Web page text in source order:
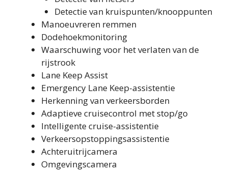
Detectie van kruispunten/knooppunten
Manoeuvreren remmen
Dodehoekmonitoring
Waarschuwing voor het verlaten van de
rijstrook
Lane Keep Assist
Emergency Lane Keep-assistentie
Herkenning van verkeersborden
Adaptieve cruisecontrol met stop/go
Intelligente cruise-assistentie
Verkeersopstoppingsassistentie
Achteruitrijcamera
Omgevingscamera